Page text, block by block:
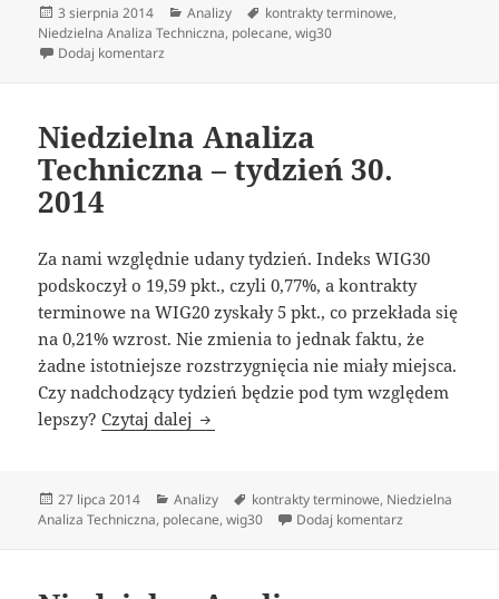
Data
publikacji
3 sierpnia 2014 Kategorie
Analizy Tagi
kontrakty terminowe,
Niedzielna Analiza Techniczna, polecane,wig30
Dodaj komentarz
Niedzielna Analiza
Techniczna – tydzień 30.
2014
Za nami względnie udany tydzień. Indeks WIG30
podskoczył o 19,59 pkt., czyli 0,77%, a kontrakty
terminowe na WIG20 zyskały 5 pkt., co przekłada się
na 0,21% wzrost. Nie zmienia to jednak faktu, że
żadne istotniejsze rozstrzygnięcia nie miały miejsca.
Czy nadchodzący tydzień będzie pod tym względem
lepszy?Czytaj dalej Niedzielna Analiza Techniczna –
Data
publikacji
27 lipca 2014 Kategorie
Analizy Tagi
kontrakty terminowe, Niedzielna
Analiza Techniczna, polecane,wig30 Dodaj komentarz